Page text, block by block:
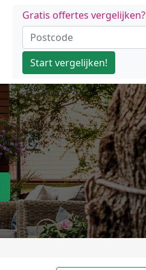
Gratis offertes vergelijken?
Start vergelijken!